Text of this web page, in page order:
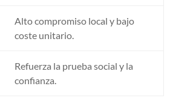
Alto compromiso local y bajo
coste unitario.
Refuerza la prueba social y la
confianza.